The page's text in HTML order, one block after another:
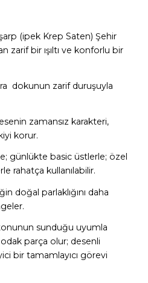
(ipek Krep Saten) Şehir
zarif bir ışıltı ve konforlu bir
dokunun zarif duruşuyla
zamansız karakteri,
korur.
günlükte basic üstlerle; özel
rahatça kullanılabilir.
doğal parlaklığını daha
sunduğu uyumla
parça olur; desenli
bir tamamlayıcı görevi